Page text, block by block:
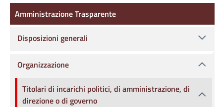
Amministrazione Trasparente
Amministrazione Trasparente
Disposizioni generali
Organizzazione
Titolari di incarichi politici, di amministrazione, di
direzione o di governo